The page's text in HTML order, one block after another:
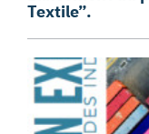
Textile”.